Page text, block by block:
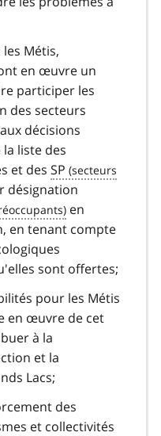
Métis,
en œuvre un
participer les
des secteurs
décisions
liste des
et des SP
désignation
en
en tenant compte
sont offertes;
pour les Métis
en œuvre de cet
à la
et la
Lacs;
des
et collectivités